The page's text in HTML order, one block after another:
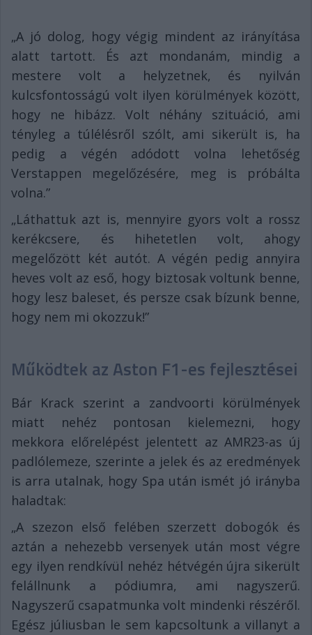
„A jó dolog, hogy végig mindent az irányítása
alatt tartott. És azt mondanám, mindig a
mestere volt a helyzetnek, és nyilván
kulcsfontosságú volt ilyen körülmények között,
hogy ne hibázz. Volt néhány szituáció, ami
tényleg a túlélésről szólt, ami sikerült is, ha
pedig a végén adódott volna lehetőség
Verstappen megelőzésére, meg is próbálta
volna.”
„Láthattuk azt is, mennyire gyors volt a rossz
kerékcsere, és hihetetlen volt, ahogy
megelőzött két autót. A végén pedig annyira
heves volt az eső, hogy biztosak voltunk benne,
hogy lesz baleset, és persze csak bízunk benne,
hogy nem mi okozzuk!”
Működtek az Aston F1-es fejlesztései
Bár Krack szerint a zandvoorti körülmények
miatt nehéz pontosan kielemezni, hogy
mekkora előrelépést jelentett az AMR23-as új
padlólemeze, szerinte a jelek és az eredmények
is arra utalnak, hogy Spa után ismét jó irányba
haladtak:
„A szezon első felében szerzett dobogók és
aztán a nehezebb versenyek után most végre
egy ilyen rendkívül nehéz hétvégén újra sikerült
felállnunk a pódiumra, ami nagyszerű.
Nagyszerű csapatmunka volt mindenki részéről.
Egész júliusban le sem kapcsoltunk a villanyt a